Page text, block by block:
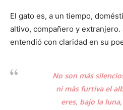
El gato es, a un tiempo,
altivo, compañero y
entendió con claridad en su
No son más
ni más furtiva el
eres, bajo la